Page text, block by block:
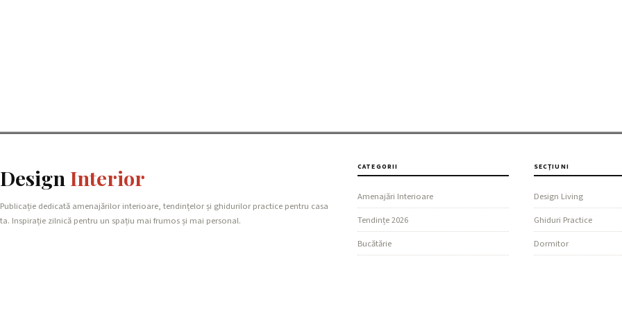
Design Interior
Publicație dedicată amenajărilor interioare, tendințelor și ghidurilor practice pentru casa
ta. Inspirație zilnică pentru un spațiu mai frumos și mai personal.
CATEGORII
Amenajări Interioare
Tendințe 2026
Bucătărie
SECȚIUNI
Design Living
Ghiduri Practice
Dormitor